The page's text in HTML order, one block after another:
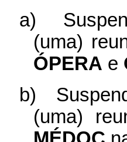
a)
(uma)
ÓPERA e
b)
(uma)